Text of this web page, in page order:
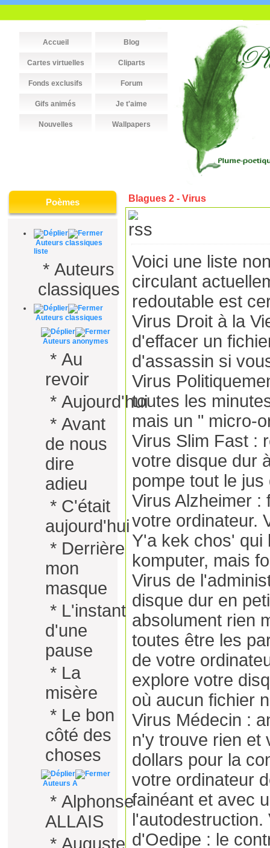
Accueil Blog
Cartes virtuelles Cliparts
Fonds exclusifs Forum
Gifs animés Je t'aime
Nouvelles Wallpapers
Poèmes
Auteurs classiques
liste
* Auteurs
classiques
Auteurs classiques
Auteurs anonymes
* Au
revoir
* Aujourd'hui
* Avant
de nous
dire
adieu
* C'était
aujourd'hui
* Derrière
mon
masque
* L'instant
d'une
pause
* La
misère
* Le bon
côté des
choses
Auteurs A
* Alphonse
ALLAIS
* Auguste
Blagues 2 - Virus
Voici une liste
circulant
redoutable est
Virus Droit à la
d'effacer un
d'assassin si
Virus
toutes les
mais un " micro-
Virus Slim Fast :
votre disque dur
pompe tout le
Virus Alzheimer :
votre ordinateur.
Y'a kek chos' qui
komputer, mais
Virus de
disque dur en
absolument rien
toutes être les
de votre
explore votre
où aucun fichier
Virus Médecin :
n'y trouve rien et
dollars pour la
votre ordinateur
fainéant et avec
l'autodestruction.
d'Oedipe : le